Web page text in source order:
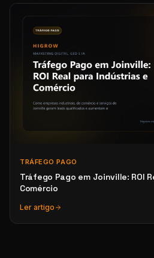
TRÁFEGO PAGO
Tráfego Pago em Joinville: ROI
Comércio
Ler artigo